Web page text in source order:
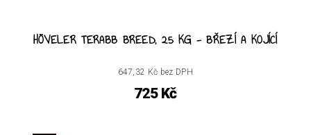
HÖVELER TERABB BREED, 25 KG - BŘEZÍ A KOJÍCÍ
647,32 Kč bez DPH
725 Kč